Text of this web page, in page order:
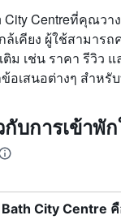
Centreที่คุณวา
เคียง ผู้ใช้สามารถ
ม เช่น ราคา รีวิว
อเสนอต่างๆ สำหรั
กับการเข้าพั
City Centre